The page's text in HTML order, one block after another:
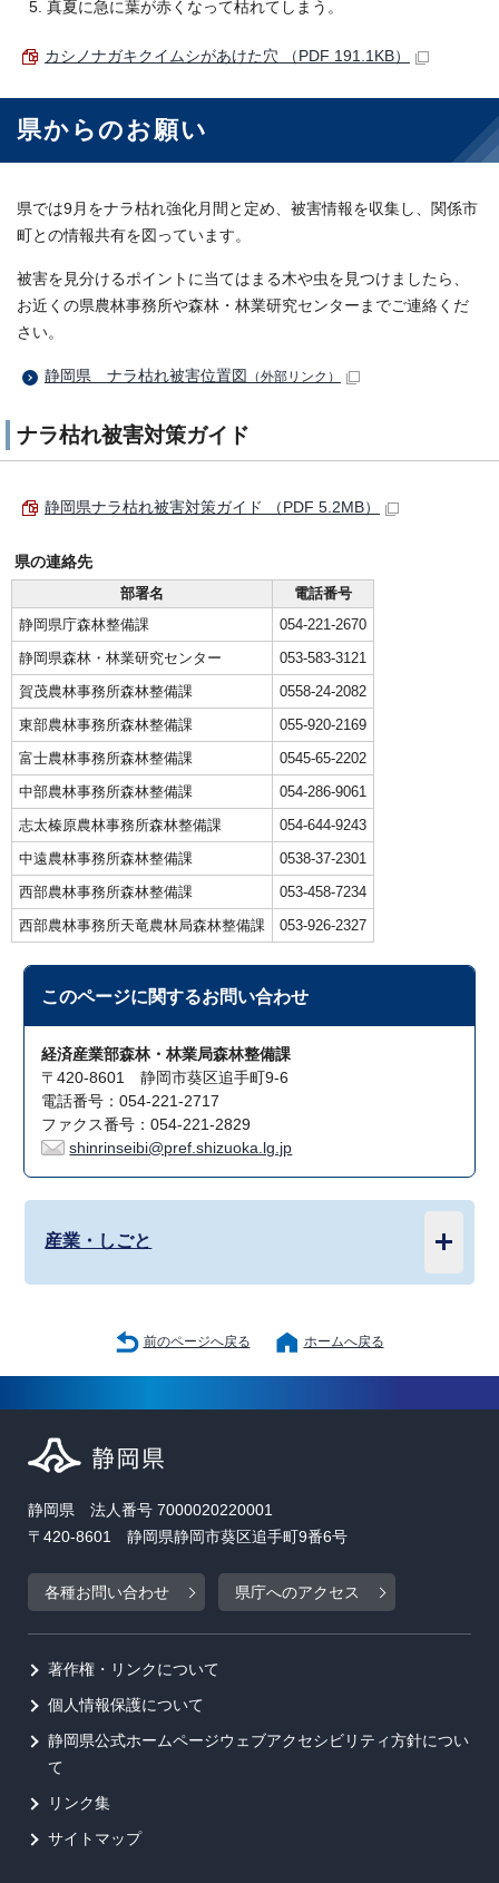
真夏に急に葉が赤くなって枯れてしまう。
カシノナガキクイムシがあけた穴 （PDF 191.1KB）
県からのお願い
県では9月をナラ枯れ強化月間と定め、被害情報を収集し、関係市
町との情報共有を図っています。
被害を見分けるポイントに当てはまる木や虫を見つけましたら、
お近くの県農林事務所や森林・林業研究センターまでご連絡くだ
さい。
静岡県 ナラ枯れ被害位置図 （外部リンク）
ナラ枯れ被害対策ガイド
静岡県ナラ枯れ被害対策ガイド （PDF 5.2MB）
県の連絡先
部署名
電話番号
静岡県庁森林整備課
054-221-2670
静岡県森林・林業研究センター
053-583-3121
賀茂農林事務所森林整備課
0558-24-2082
東部農林事務所森林整備課
055-920-2169
富士農林事務所森林整備課
0545-65-2202
中部農林事務所森林整備課
054-286-9061
志太榛原農林事務所森林整備課
054-644-9243
中遠農林事務所森林整備課
0538-37-2301
西部農林事務所森林整備課
053-458-7234
西部農林事務所天竜農林局森林整備課
053-926-2327
このページに関するお問い合わせ
経済産業部森林・林業局森林整備課
〒420-8601 静岡市葵区追手町9-6
電話番号：054-221-2717
ファクス番号：054-221-2829
shinrinseibi@pref.shizuoka.lg.jp
産業・しごと
前のページへ戻る ホームへ戻る
静岡県 法人番号 7000020220001
〒420-8601 静岡県静岡市葵区追手町9番6号
各種お問い合わせ 県庁へのアクセス
著作権・リンクについて
個人情報保護について
静岡県公式ホームページウェブアクセシビリティ方針につい
て
リンク集
サイトマップ